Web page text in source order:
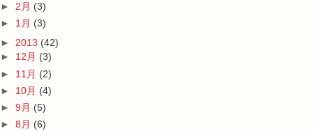
► 2月 (3)
► 1月 (3)
► 2013 (42)
► 12月 (3)
► 11月 (2)
► 10月 (4)
► 9月 (5)
► 8月 (6)